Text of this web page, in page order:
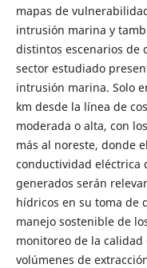
mapas de
intrusión marina y
distintos escenarios de
sector estudiado
intrusión marina. Solo
km desde la línea de
moderada o alta, con
más al noreste, donde
conductividad eléctrica
generados serán
hídricos en su toma de
manejo sostenible de
monitoreo de la
volúmenes de